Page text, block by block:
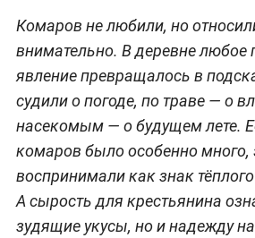
Комаров не любили, но
внимательно. В деревне любое
явление превращалось в
судили о погоде, по траве — о
насекомым — о будущем лете.
комаров было особенно много,
воспринимали как знак
А сырость для крестьянина
зудящие укусы, но и надежду